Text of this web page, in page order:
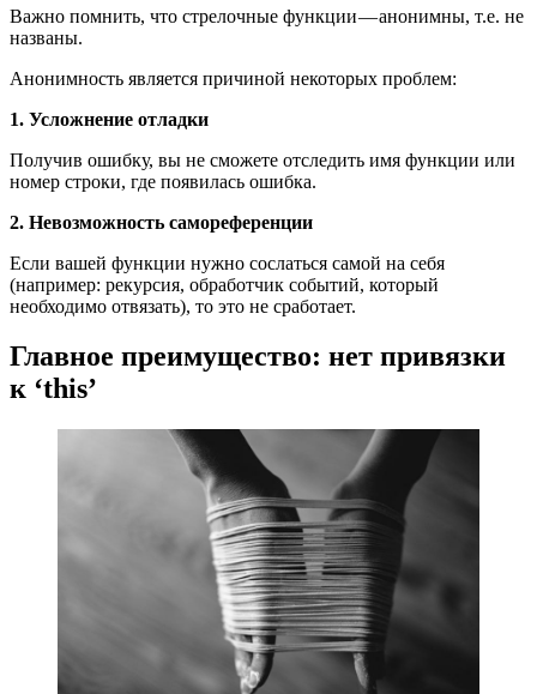
Важно помнить, что стрелочные функции — анонимны, т.е. не
названы.
Анонимность является причиной некоторых проблем:
1. Усложнение отладки
Получив ошибку, вы не сможете отследить имя функции или
номер строки, где появилась ошибка.
2. Невозможность самореференции
Если вашей функции нужно сослаться самой на себя
(например: рекурсия, обработчик событий, который
необходимо отвязать), то это не сработает.
Главное преимущество: нет привязки
к ‘this’